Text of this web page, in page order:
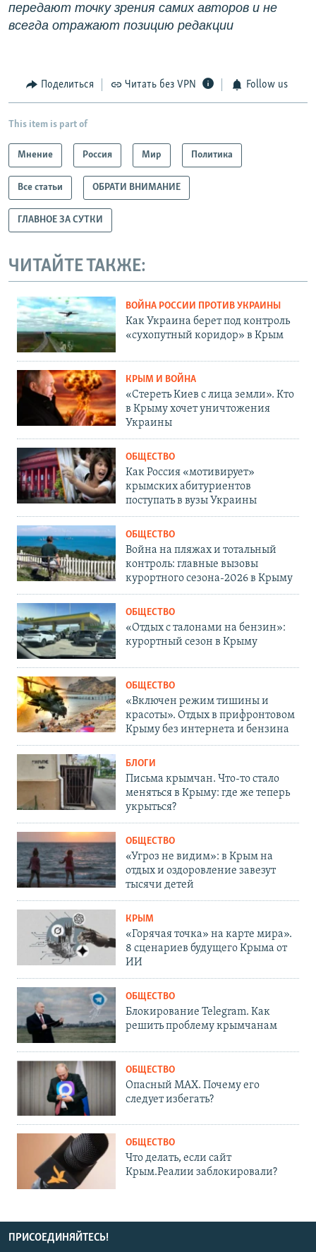
передают точку зрения самих авторов и не
всегда отражают позицию редакции
Поделиться Читать без VPN Follow us
This item is part of
Мнение Россия Мир Политика
Все статьи ОБРАТИ ВНИМАНИЕ
ГЛАВНОЕ ЗА СУТКИ
ЧИТАЙТЕ ТАКЖЕ:
ВОЙНА РОССИИ ПРОТИВ УКРАИНЫ
Как Украина берет под контроль
«сухопутный коридор» в Крым
КРЫМ И ВОЙНА
«Стереть Киев с лица земли». Кто
в Крыму хочет уничтожения
Украины
ОБЩЕСТВО
Как Россия «мотивирует»
крымских абитуриентов
поступать в вузы Украины
ОБЩЕСТВО
Война на пляжах и тотальный
контроль: главные вызовы
курортного сезона-2026 в Крыму
ОБЩЕСТВО
«Отдых с талонами на бензин»:
курортный сезон в Крыму
ОБЩЕСТВО
«Включен режим тишины и
красоты». Отдых в прифронтовом
Крыму без интернета и бензина
БЛОГИ
Письма крымчан. Что-то стало
меняться в Крыму: где же теперь
укрыться?
ОБЩЕСТВО
«Угроз не видим»: в Крым на
отдых и оздоровление завезут
тысячи детей
КРЫМ
«Горячая точка» на карте мира».
8 сценариев будущего Крыма от
ИИ
ОБЩЕСТВО
Блокирование Telegram. Как
решить проблему крымчанам
ОБЩЕСТВО
Опасный MAX. Почему его
следует избегать?
ОБЩЕСТВО
Что делать, если сайт
Крым.Реалии заблокировали?
ПРИСОЕДИНЯЙТЕСЬ!